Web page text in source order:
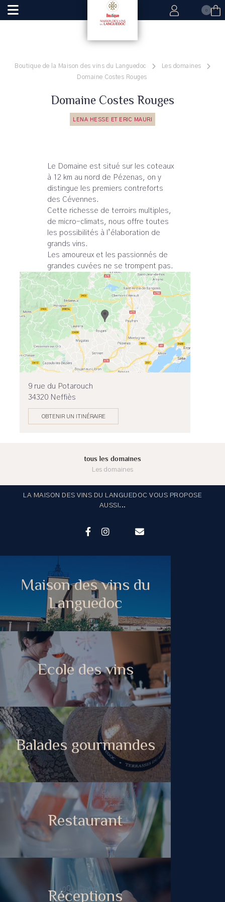
0
Boutique de la Maison des vins du Languedoc
Les domaines
Domaine Costes Rouges
Domaine Costes Rouges
LENA HESSE ET ERIC MAURI
Le Domaine est situé sur les coteaux
à 12 km au nord de Pézenas, on y
distingue les premiers contreforts
des Cévennes.
Cette richesse de terroirs multiples,
de micro-climats, nous offre toutes
les possibilités à l’élaboration de
grands vins.
Les amoureux et les passionnés de
grandes cuvées ne se trompent pas.
9 rue du Potarouch
34320 Neffiès
OBTENIR UN ITINÉRAIRE
tous les domaines
Les domaines
LA MAISON DES VINS DU LANGUEDOC VOUS PROPOSE
AUSSI...
Maison des vins du
Languedoc
Ecole des vins
Balades gourmandes
Restaurant
Réceptions